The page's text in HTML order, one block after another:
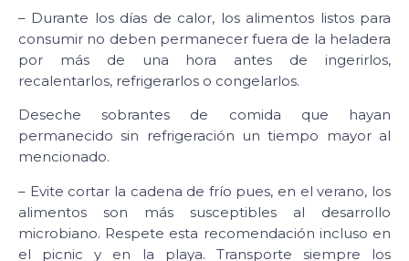
– Durante los días de calor, los alimentos listos para
consumir no deben permanecer fuera de la heladera
por más de una hora antes de ingerirlos,
recalentarlos, refrigerarlos o congelarlos.
Deseche sobrantes de comida que hayan
permanecido sin refrigeración un tiempo mayor al
mencionado.
– Evite cortar la cadena de frío pues, en el verano, los
alimentos son más susceptibles al desarrollo
microbiano. Respete esta recomendación incluso en
el picnic y en la playa. Transporte siempre los